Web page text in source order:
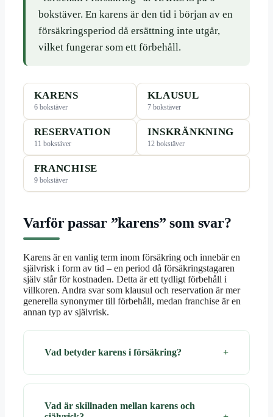
bokstäver. En karens är den tid i början av en
försäkringsperiod då ersättning inte utgår,
vilket fungerar som ett förbehåll.
KARENS
6 bokstäver
KLAUSUL
7 bokstäver
RESERVATION
11 bokstäver
INSKRÄNKNING
12 bokstäver
FRANCHISE
9 bokstäver
Varför passar ”karens” som svar?
Karens är en vanlig term inom försäkring och innebär en
självrisk i form av tid – en period då försäkringstagaren
själv står för kostnaden. Detta är ett tydligt förbehåll i
villkoren. Andra svar som klausul och reservation är mer
generella synonymer till förbehåll, medan franchise är en
annan typ av självrisk.
Vad betyder karens i försäkring?
Vad är skillnaden mellan karens och